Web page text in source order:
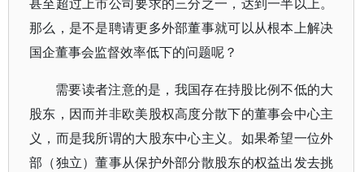
那么，是不是聘请更多外部董事就可以从根本上解决
国企董事会监督效率低下的问题呢？
需要读者注意的是，我国存在持股比例不低的大
股东，因而并非欧美股权高度分散下的董事会中心主
义，而是我所谓的大股东中心主义。如果希望一位外
部（独立）董事从保护外部分散股东的权益出发去挑